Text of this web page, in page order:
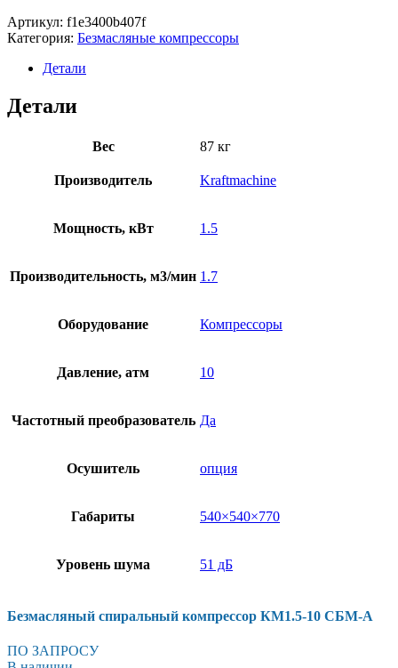
Артикул: f1e3400b407f
Категория: Безмасляные компрессоры
Детали
Детали
Вес 87 кг
Производитель Kraftmachine
Мощность, кВт 1.5
Производительность, м3/мин 1.7
Оборудование Компрессоры
Давление, атм 10
Частотный преобразователь Да
Осушитель опция
Габариты 540×540×770
Уровень шума 51 дБ
Безмасляный спиральный компрессор КМ1.5-10 СБМ-А
ПО ЗАПРОСУ